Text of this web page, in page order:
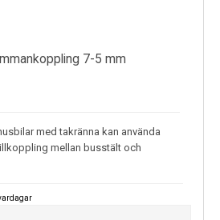
7-5 mm
med takränna kan använda
mellan busstält och